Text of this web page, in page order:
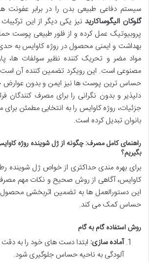
سیستم دفاعی طبیعی بدن را در برابر
گلوکان الیگوساکاریدنیز یکی دیگر از این
پروبیوتیک عمل کرده و از فلور طبیعی پوست
بهداشت و ایمنی محصول در روژه کاوایس به
مواد مضر و تحریک کننده نظیر سولفات ها،
مصنوعی است. این رویکرد تضمین کننده آن
حساس ترین پوست ها نیز ایمن و بدون عوارض
دلپذیر و بدون نگرانی را برای مصرف کنندگان
جزئیات، روژه کاوایس را به انتخابی مطمئن برای
بانوان تبدیل کرده است.
راهنمای کامل مصرف: چگونه از ژل شوینده روژه
بگیریم؟
برای بهره مندی حداکثری از خواص ژل شوینده
کاوایس، آگاهی از روش صحیح و نکات مهم
این دستورالعمل ها به تضمین اثربخشی
حساس کمک می کند.
روش استفاده گام به گام
آماده سازی: ابتدا دست های خود را به دقت
آلودگی به ناحیه حساس جلوگیری شود.